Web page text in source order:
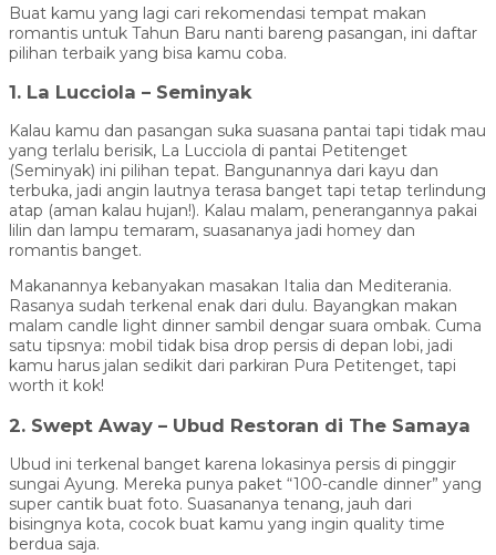
Buat kamu yang lagi cari rekomendasi tempat makan
romantis untuk Tahun Baru nanti bareng pasangan, ini daftar
pilihan terbaik yang bisa kamu coba.
1. La Lucciola – Seminyak
Kalau kamu dan pasangan suka suasana pantai tapi tidak mau
yang terlalu berisik, La Lucciola di pantai Petitenget
(Seminyak) ini pilihan tepat. Bangunannya dari kayu dan
terbuka, jadi angin lautnya terasa banget tapi tetap terlindung
atap (aman kalau hujan!). Kalau malam, penerangannya pakai
lilin dan lampu temaram, suasananya jadi homey dan
romantis banget.
Makanannya kebanyakan masakan Italia dan Mediterania.
Rasanya sudah terkenal enak dari dulu. Bayangkan makan
malam candle light dinner sambil dengar suara ombak. Cuma
satu tipsnya: mobil tidak bisa drop persis di depan lobi, jadi
kamu harus jalan sedikit dari parkiran Pura Petitenget, tapi
worth it kok!
2. Swept Away – Ubud Restoran di The Samaya
Ubud ini terkenal banget karena lokasinya persis di pinggir
sungai Ayung. Mereka punya paket “100-candle dinner” yang
super cantik buat foto. Suasananya tenang, jauh dari
bisingnya kota, cocok buat kamu yang ingin quality time
berdua saja.